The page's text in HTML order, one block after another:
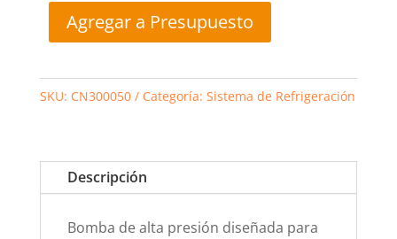
Agregar a Presupuesto
SKU: CN300050 Categoría: Sistema de Refrigeración
Descripción
Bomba de alta presión diseñada para